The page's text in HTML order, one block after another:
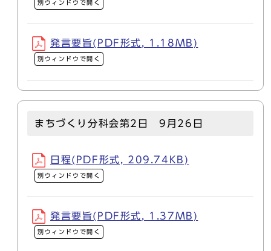
別ウィンドウで開く
発言要旨(PDF形式, 1.18MB)
別ウィンドウで開く
まちづくり分科会第2日 9月26日
日程(PDF形式, 209.74KB)
別ウィンドウで開く
発言要旨(PDF形式, 1.37MB)
別ウィンドウで開く